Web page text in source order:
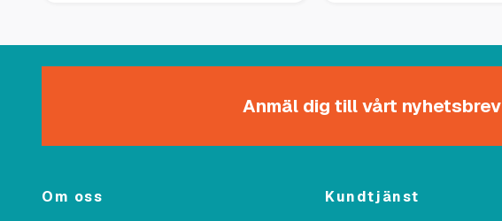
Anmäl dig till vårt nyhetsbrev
Om oss Kundtjänst